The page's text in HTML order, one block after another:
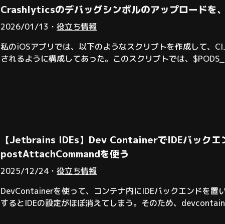
Crashlyticsのデバッグシンボルのアップロード
2026/01/13・ 役立ち情報
私のiOSアプリでは、以下のようなスクリプトを作成して、
されるように構成してあった。このスクリプトでは、
【Jetbrains IDEs】Dev ContainerでIDEバックエ
postAttachCommandを使う
2025/12/24・ 役立ち情報
DevContainerを使って、コンテナ内にIDEバックエンドを
するとIDEの設定がほぼ消えてしまう。そのため、